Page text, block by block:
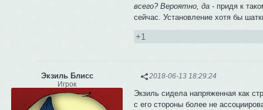
всего? Вероятно, да - придя к
сейчас. Установление хотя бы
+1
2018-06-13 18:29:24
Экзиль Блисс
Игрок
Экзиль сидела напряженная как
с его стороны более не